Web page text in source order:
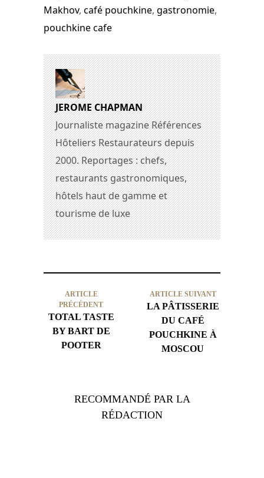
Makhov, café pouchkine, gastronomie,
pouchkine cafe
JEROME CHAPMAN
Journaliste magazine Références
Hôteliers Restaurateurs depuis
2000. Reportages : chefs,
restaurants gastronomiques,
hôtels haut de gamme et
tourisme de luxe
ARTICLE
PRÉCÉDENT
TOTAL TASTE
BY BART DE
POOTER
ARTICLE SUIVANT
LA PÂTISSERIE
DU CAFÉ
POUCHKINE À
MOSCOU
RECOMMANDÉ PAR LA
RÉDACTION